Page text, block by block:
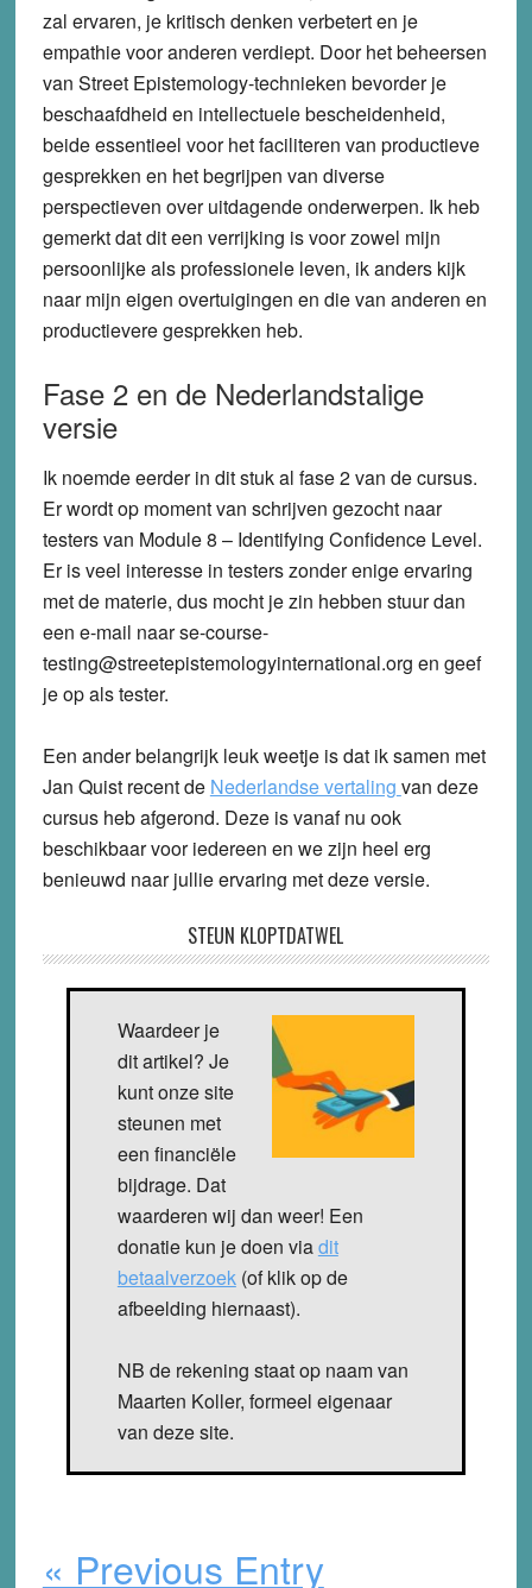
zal ervaren, je kritisch denken verbetert en je
empathie voor anderen verdiept. Door het beheersen
van Street Epistemology-technieken bevorder je
beschaafdheid en intellectuele bescheidenheid,
beide essentieel voor het faciliteren van productieve
gesprekken en het begrijpen van diverse
perspectieven over uitdagende onderwerpen. Ik heb
gemerkt dat dit een verrijking is voor zowel mijn
persoonlijke als professionele leven, ik anders kijk
naar mijn eigen overtuigingen en die van anderen en
productievere gesprekken heb.
Fase 2 en de Nederlandstalige
versie
Ik noemde eerder in dit stuk al fase 2 van de cursus.
Er wordt op moment van schrijven gezocht naar
testers van Module 8 – Identifying Confidence Level.
Er is veel interesse in testers zonder enige ervaring
met de materie, dus mocht je zin hebben stuur dan
een e-mail naar se-course-
testing@streetepistemologyinternational.org en geef
je op als tester.
Een ander belangrijk leuk weetje is dat ik samen met
Jan Quist recent de Nederlandse vertaling van deze
cursus heb afgerond. Deze is vanaf nu ook
beschikbaar voor iedereen en we zijn heel erg
benieuwd naar jullie ervaring met deze versie.
STEUN KLOPTDATWEL
Waardeer je
dit artikel? Je
kunt onze site
steunen met
een financiële
bijdrage. Dat
waarderen wij dan weer! Een
donatie kun je doen viadit
betaalverzoek(of klik op de
afbeelding hiernaast).
NB de rekening staat op naam van
Maarten Koller, formeel eigenaar
van deze site.
« Previous Entry